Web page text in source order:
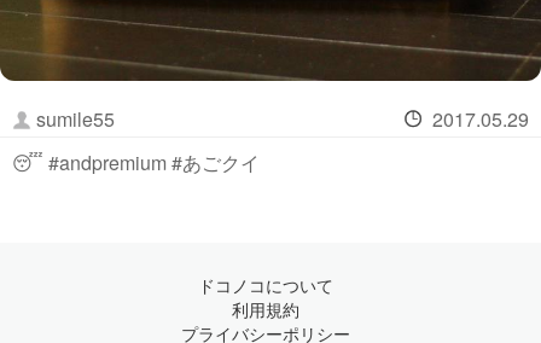
sumile55
2017.05.29
😴 #andpremium #あごクイ
ドコノコについて
利用規約
プライバシーポリシー